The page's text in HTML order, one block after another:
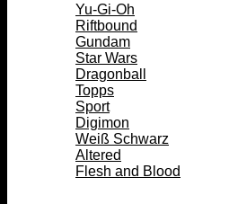
Yu-Gi-Oh
Riftbound
Gundam
Star Wars
Dragonball
Topps
Sport
Digimon
Weiß Schwarz
Altered
Flesh and Blood